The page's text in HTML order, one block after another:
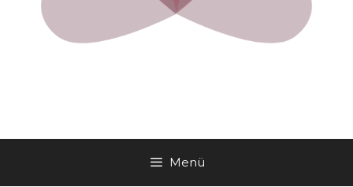
Menü